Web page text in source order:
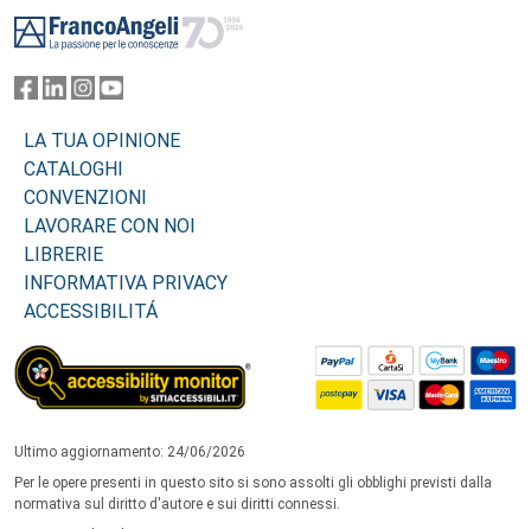
LA TUA OPINIONE
CATALOGHI
CONVENZIONI
LAVORARE CON NOI
LIBRERIE
INFORMATIVA PRIVACY
ACCESSIBILITÁ
Ultimo aggiornamento: 24/06/2026
Per le opere presenti in questo sito si sono assolti gli obblighi previsti dalla
normativa sul diritto d'autore e sui diritti connessi.